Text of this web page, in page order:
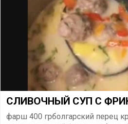
СЛИВОЧНЫЙ СУП С
фарш 400 грболгарский перец